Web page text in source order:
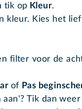
tik op Kleur.
kleur. Kies het
filter voor de
of Pas
aan'? Tik dan